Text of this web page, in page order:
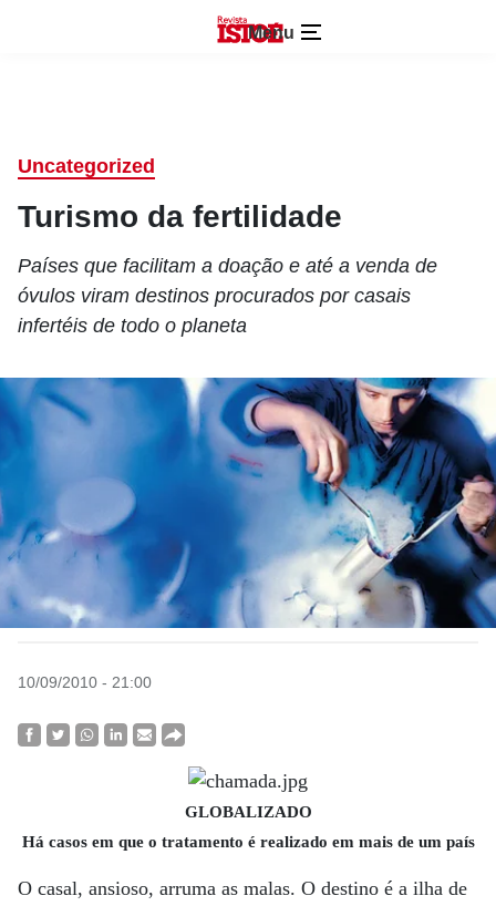
Menu
Uncategorized
Turismo da fertilidade
Países que facilitam a doação e até a venda de
óvulos viram destinos procurados por casais
infertéis de todo o planeta
10/09/2010 - 21:00
GLOBALIZADO
Há casos em que o tratamento é realizado em mais de um país
O casal, ansioso, arruma as malas. O destino é a ilha de